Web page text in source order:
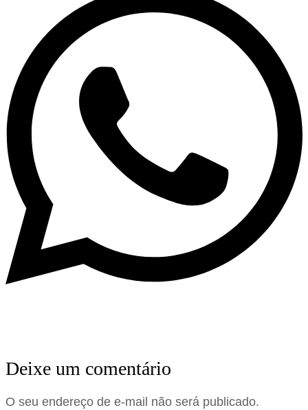
Deixe um comentário
O seu endereço de e-mail não será publicado.